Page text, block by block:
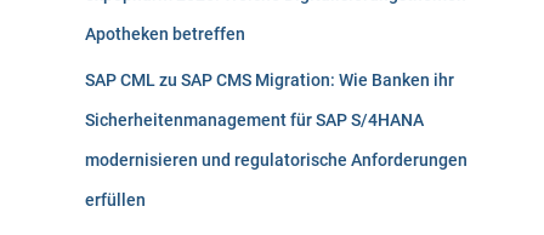
Apotheken betreffen
SAP CML zu SAP CMS Migration: Wie Banken ihr
Sicherheitenmanagement für SAP S/4HANA
modernisieren und regulatorische Anforderungen
erfüllen